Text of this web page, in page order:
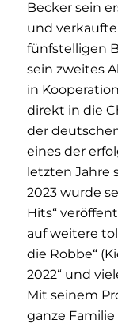
Becker sein
und
fünfstelligen
sein zweites
in
direkt in die
der
eines der
letzten Jahre
2023 wurde
Hits“
auf weitere
die Robbe“
2022“ und
Mit seinem
ganze